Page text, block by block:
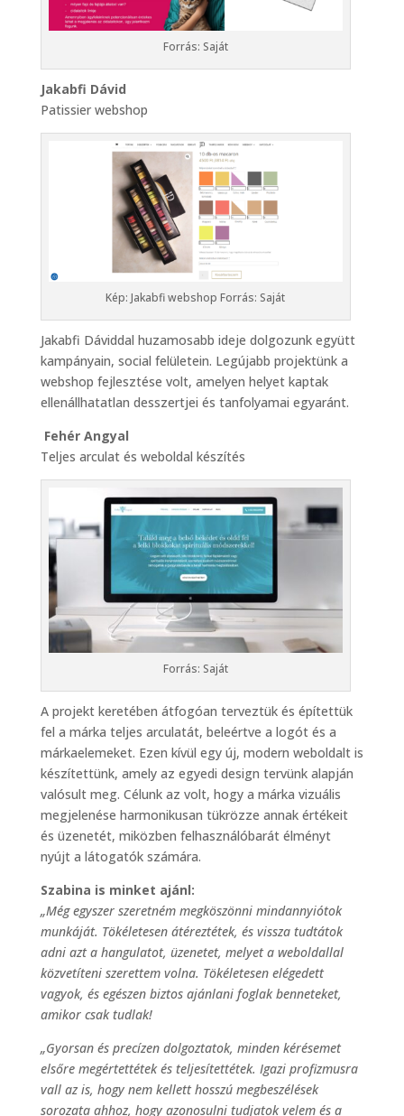
Forrás: Saját
Jakabfi Dávid
Patissier webshop
Kép: Jakabfi webshop Forrás: Saját
Jakabfi Dáviddal huzamosabb ideje dolgozunk együtt
kampányain, social felületein. Legújabb projektünk a
webshop fejlesztése volt, amelyen helyet kaptak
ellenállhatatlan desszertjei és tanfolyamai egyaránt.
Fehér Angyal
Teljes arculat és weboldal készítés
Forrás: Saját
A projekt keretében átfogóan terveztük és építettük
fel a márka teljes arculatát, beleértve a logót és a
márkaelemeket. Ezen kívül egy új, modern weboldalt is
készítettünk, amely az egyedi design tervünk alapján
valósult meg. Célunk az volt, hogy a márka vizuális
megjelenése harmonikusan tükrözze annak értékeit
és üzenetét, miközben felhasználóbarát élményt
nyújt a látogatók számára.
Szabina is minket ajánl:
„Még egyszer szeretném megköszönni mindannyiótok
munkáját. Tökéletesen átéreztétek, és vissza tudtátok
adni azt a hangulatot, üzenetet, melyet a weboldallal
közvetíteni szerettem volna. Tökéletesen elégedett
vagyok, és egészen biztos ajánlani foglak benneteket,
amikor csak tudlak!
„Gyorsan és precízen dolgoztatok, minden kérésemet
elsőre megértettétek és teljesítettétek. Igazi profizmusra
vall az is, hogy nem kellett hosszú megbeszélések
sorozata ahhoz, hogy azonosulni tudjatok velem és a